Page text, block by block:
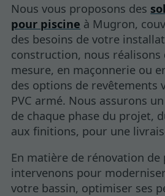
Nous vous proposons des
pour piscine à Mugron,
des besoins de votre
construction, nous réalisons
mesure, en maçonnerie ou
des options de revêtements
PVC armé. Nous assurons
de chaque phase du projet,
aux finitions, pour une
En matière de rénovation de
intervenons pour
votre bassin, optimiser ses